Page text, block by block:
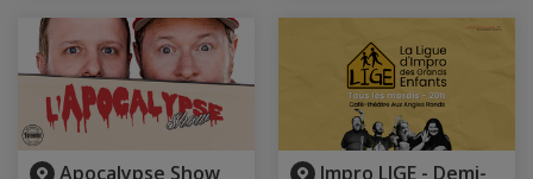
Apocalypse Show
Impro LIGE - Demi-